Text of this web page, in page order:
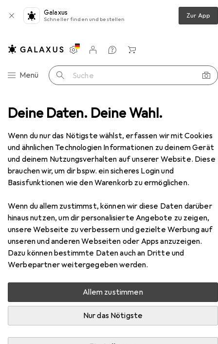
Deine Daten. Deine Wahl.
Wenn du nur das Nötigste wählst, erfassen wir mit Cookies
und ähnlichen Technologien Informationen zu deinem Gerät
und deinem Nutzungsverhalten auf unserer Website. Diese
brauchen wir, um dir bspw. ein sicheres Login und
Basisfunktionen wie den Warenkorb zu ermöglichen.
Wenn du allem zustimmst, können wir diese Daten darüber
hinaus nutzen, um dir personalisierte Angebote zu zeigen,
unsere Webseite zu verbessern und gezielte Werbung auf
unseren und anderen Webseiten oder Apps anzuzeigen.
Dazu können bestimmte Daten auch an Dritte und
Werbepartner weitergegeben werden.
Allem zustimmen
Nur das Nötigste
Galaxus
Schneller finden und bestellen Zur App
Navigation nach Kategorien
Menü Suche
Einstellungen
Kundenkonto
Vergleichslisten
Merklisten
Warenkorb
Regal Vicco Apothekerschrank: R-Line
EUR
166,48
ViccoApothekerschrank: R-Line
60 x 60 x 81.60 cm
Zubehör für Vicco
Apothekerschrank: R-Line
Hier findest du passendes Zubehör zum Produkt Vicco
Apothekerschrank: R-Line aus der Kategorie